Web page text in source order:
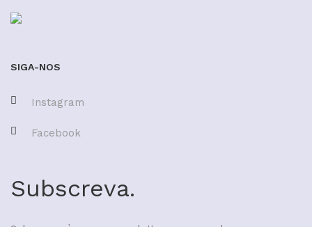
SIGA-NOS
Instagram
Facebook
Subscreva.